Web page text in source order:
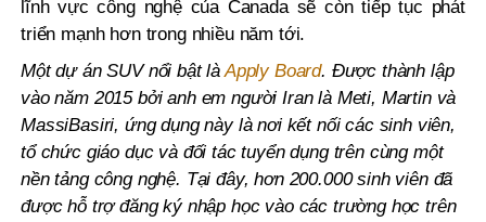
lĩnh vực công nghệ của Canada sẽ còn tiếp tục phát
triển mạnh hơn trong nhiều năm tới.
Một dự án SUV nổi bật làApply Board. Được thành lập
vào năm 2015 bởi anh em người Iran là Meti, Martin và
MassiBasiri, ứng dụng này là nơi kết nối các sinh viên,
tổ chức giáo dục và đối tác tuyển dụng trên cùng một
nền tảng công nghệ. Tại đây, hơn 200.000 sinh viên đã
được hỗ trợ đăng ký nhập học vào các trường học trên